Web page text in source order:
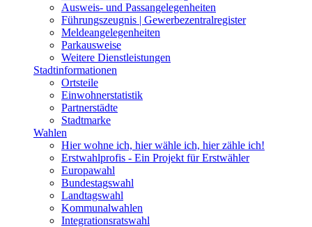
Ausweis- und Passangelegenheiten
Führungszeugnis | Gewerbezentralregister
Meldeangelegenheiten
Parkausweise
Weitere Dienstleistungen
Stadtinformationen
Ortsteile
Einwohnerstatistik
Partnerstädte
Stadtmarke
Wahlen
Hier wohne ich, hier wähle ich, hier zähle ich!
Erstwahlprofis - Ein Projekt für Erstwähler
Europawahl
Bundestagswahl
Landtagswahl
Kommunalwahlen
Integrationsratswahl